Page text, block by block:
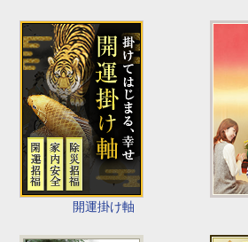
開運掛け軸